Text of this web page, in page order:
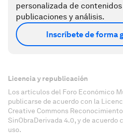
personalizada de
publicaciones y análisis.
Inscríbete de forma
Licencia y republicación
Los artículos del Foro Económico
publicarse de acuerdo con la
Creative Commons
SinObraDerivada 4.0, y de acuerdo
uso.